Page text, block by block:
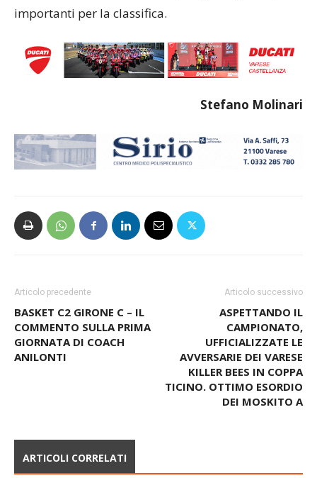
importanti per la classifica.
Stefano Molinari
Articolo precedente
BASKET C2 GIRONE C – IL
COMMENTO SULLA PRIMA
GIORNATA DI COACH
ANILONTI
Articolo successivo
ASPETTANDO IL
CAMPIONATO,
UFFICIALIZZATE LE
AVVERSARIE DEI VARESE
KILLER BEES IN COPPA
TICINO. OTTIMO ESORDIO
DEI MOSKITO A
ARTICOLI CORRELATI